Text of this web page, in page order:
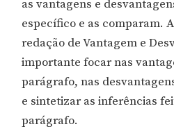
as vantagens e
específico e as comparam.
redação de Vantagem e
importante focar nas
parágrafo, nas
e sintetizar as inferências
parágrafo.